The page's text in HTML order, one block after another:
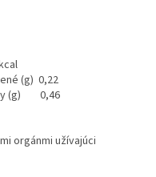
(g) 0,22
(g) 0,46
orgánmi užívajúci